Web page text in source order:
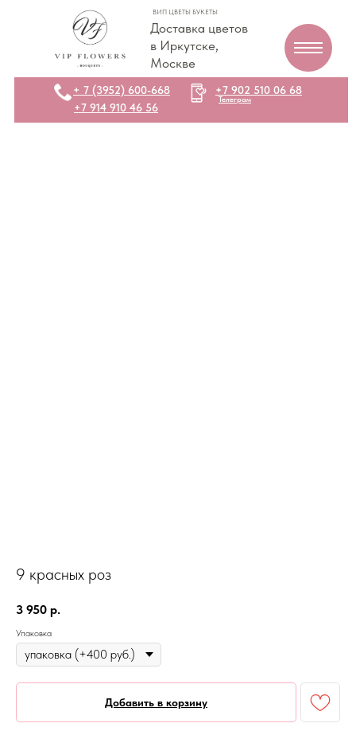
Доставка цветов
в Иркутске,
Москве
ВИП ЦВЕТЫ БУКЕТЫ
+7 914 910 46 56
+7 902 510 06 68
Телеграм
+ 7 (3952) 600-668
9 красных роз
3 950 р.
Упаковка
Добавить в корзину